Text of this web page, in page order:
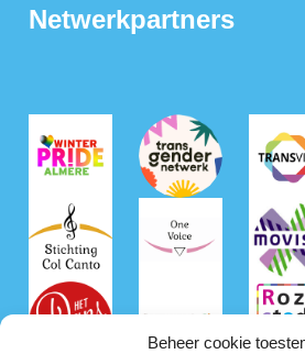
Beheer cookie
Netwerkpartners